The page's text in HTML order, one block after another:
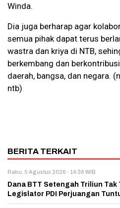
Winda.
Dia juga berharap agar
semua pihak dapat terus
wastra dan kriya di NTB,
berkembang dan
daerah, bangsa, dan negara.
ntb)
BERITA TERKAIT
Rabu, 5 Agustus 2026 - 14:36 WIB
Dana BTT Setengah Triliun Tak
Legislator PDI Perjuangan